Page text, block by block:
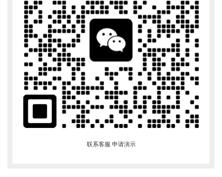
联系客服 申请演示